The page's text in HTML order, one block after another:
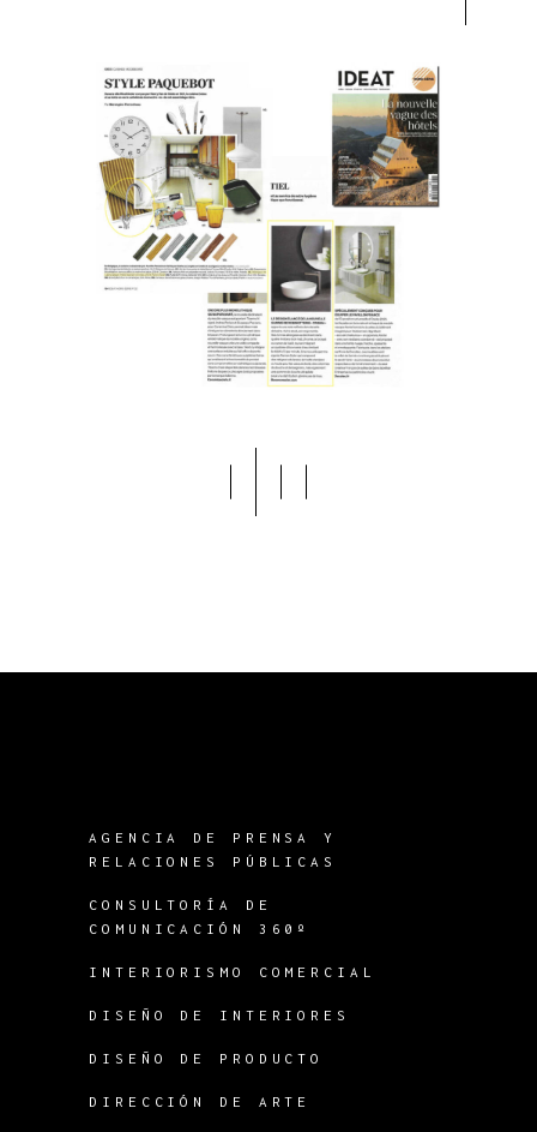
AGENCIA DE PRENSA Y
RELACIONES PÚBLICAS
CONSULTORÍA DE
COMUNICACIÓN 360º
INTERIORISMO COMERCIAL
DISEÑO DE INTERIORES
DISEÑO DE PRODUCTO
DIRECCIÓN DE ARTE